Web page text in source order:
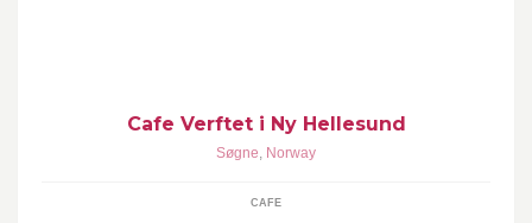
Cafe Verftet i Ny Hellesund
Søgne, Norway
CAFE